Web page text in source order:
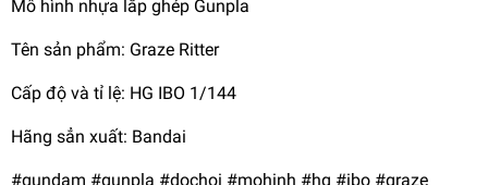
Mô hình nhựa lắp ghép Gunpla
Tên sản phẩm: Graze Ritter
Cấp độ và tỉ lệ: HG IBO 1/144
Hãng sẳn xuất: Bandai
#gundam #gunpla #dochoi #mohinh #hg #ibo #graze